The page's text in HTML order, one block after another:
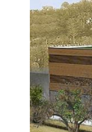
l'image
agrandie